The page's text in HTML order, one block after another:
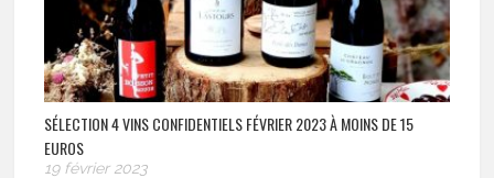
SÉLECTION 4 VINS CONFIDENTIELS FÉVRIER 2023 À MOINS DE 15
EUROS
19 février 2023